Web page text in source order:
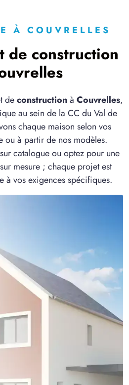
À COUVRELLES
de construction
deconstructionà Couvrelles,
au sein de la CC du Val de
chaque maison selon vos
ou à partir de nos modèles.
catalogue ou optez pour une
mesure ; chaque projet est
à vos exigences spécifiques.